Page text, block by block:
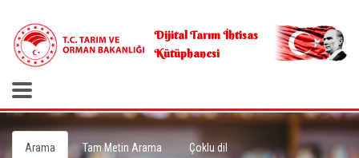
Dijital Tarım İhtisas
Kütüphanesi
Arama Tam Metin Arama Çoklu dil